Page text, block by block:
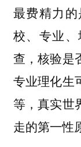
最费精力
校、专业
查，核验是
专业理化生
等，真实世
走的第一性